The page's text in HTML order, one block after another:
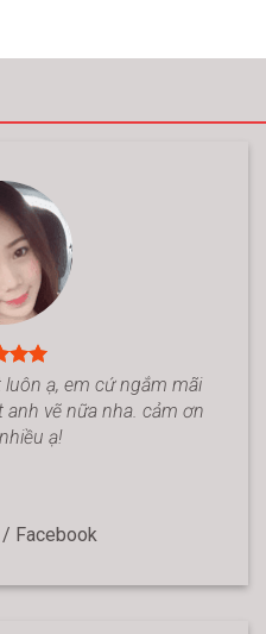
ạ, em cứ ngắm mãi
vẽ nữa nha. cảm ơn
ạ!
/ Facebook